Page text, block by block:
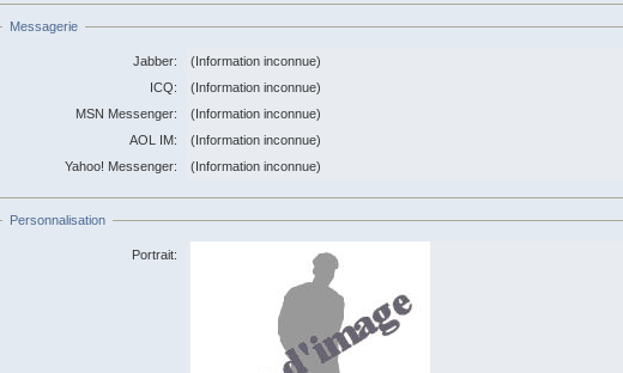
Messagerie
Jabber:
(Information inconnue)
ICQ:
(Information inconnue)
MSN Messenger:
(Information inconnue)
AOL IM:
(Information inconnue)
Yahoo! Messenger:
(Information inconnue)
Personnalisation
Portrait: